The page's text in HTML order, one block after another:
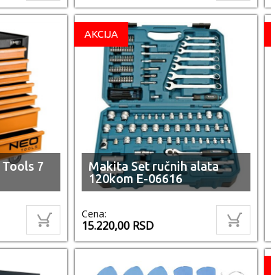
7
AKCIJA
Makita Set ručnih alata
120kom E-06616
Cena:
15.220,00 RSD